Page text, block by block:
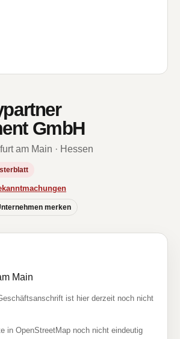
GmbH
am Main · Hessen
merken
Main
ist hier derzeit noch nicht
in OpenStreetMap noch nicht eindeutig